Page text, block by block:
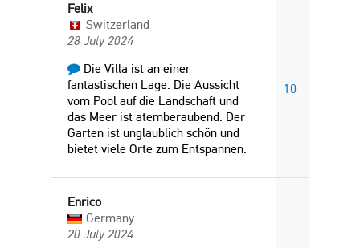
Felix
Switzerland
28 July 2024
Die Villa ist an einer
fantastischen Lage. Die Aussicht
vom Pool auf die Landschaft und
das Meer ist atemberaubend. Der
Garten ist unglaublich schön und
bietet viele Orte zum Entspannen.
10
Enrico
Germany
20 July 2024